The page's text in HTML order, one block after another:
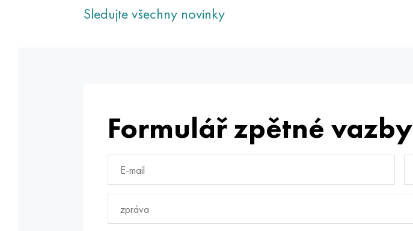
Sledujte všechny novinky
Formulář zpětné vazby